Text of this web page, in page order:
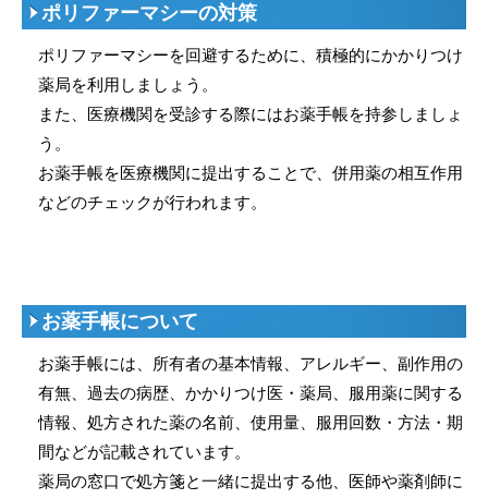
ポリファーマシーの対策
ポリファーマシーを回避するために、積極的にかかりつけ
薬局を利用しましょう。
また、医療機関を受診する際にはお薬手帳を持参しましょ
う。
お薬手帳を医療機関に提出することで、併用薬の相互作用
などのチェックが行われます。
お薬手帳について
お薬手帳には、所有者の基本情報、アレルギー、副作用の
有無、過去の病歴、かかりつけ医・薬局、服用薬に関する
情報、処方された薬の名前、使用量、服用回数・方法・期
間などが記載されています。
薬局の窓口で処方箋と一緒に提出する他、医師や薬剤師に